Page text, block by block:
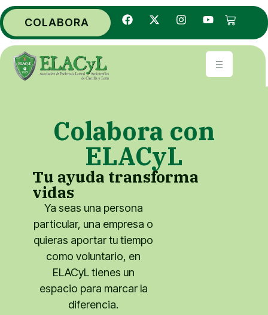
COLABORA
Colabora con
ELACyL
Tu ayuda transforma
vidas
Ya seas una persona
particular, una empresa o
quieras aportar tu tiempo
como voluntario, en
ELACyL tienes un
espacio para marcar la
diferencia.